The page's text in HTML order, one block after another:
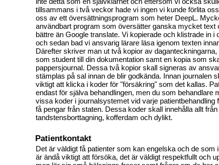
tillsammans i två veckor hade vi ingen vi kunde förlita
oss av ett översättningsprogram som heter DeepL.
användbart program som översätter ganska mycket text
bättre än Google translate. Vi kopierade och klistrade in i
och sedan bad vi ansvarig lärare läsa igenom texten
Därefter skriver man ut två kopior av daganteckningarna,
som student till din dokumentation samt en kopia som
pappersjournal. Dessa två kopior skall signeras av
stämplas på sal innan de blir godkända. Innan journalen
viktigt att klicka i koder för "försäkring" som det kallas.
endast för själva behandlingen, men du som behandlare
vissa koder i journalsystemet vid varje patientbehandling
få pengar från staten. Dessa koder skall innehålla allt
tandstensborttagning, kofferdam och dylikt.
Patientkontakt
Det är väldigt få patienter som kan engelska och de som
är ändå viktigt att försöka, det är väldigt respektfullt och